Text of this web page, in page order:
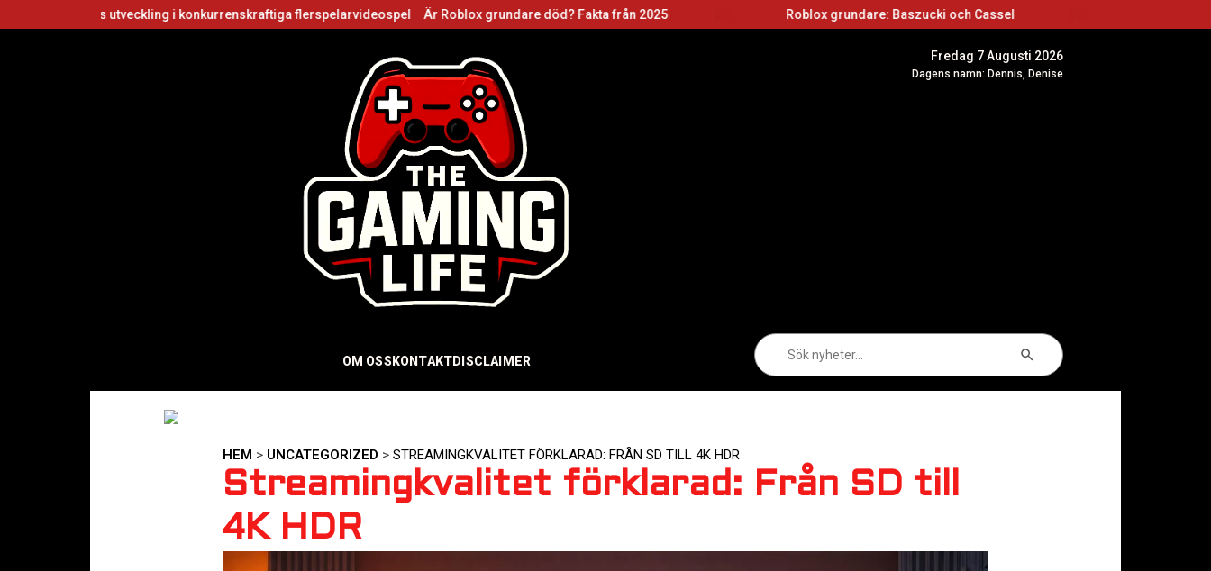
utveckling i konkurrenskraftiga flerspelarvideospel Är Roblox grundare död? Fakta från 2025 Roblox grundare: Baszucki och Cassel
OM OSS KONTAKTDISCLAIMER
Fredag 7 Augusti 2026
Dagens namn: Dennis, Denise
efter:
Sökknapp
HEM > UNCATEGORIZED > STREAMINGKVALITET FÖRKLARAD: FRÅN SD TILL 4K HDR
Streamingkvalitet förklarad: Från SD till
4K HDR